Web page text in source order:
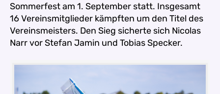
Sommerfest am 1. September statt. Insgesamt
16 Vereinsmitglieder kämpften um den Titel des
Vereinsmeisters. Den Sieg sicherte sich Nicolas
Narr vor Stefan Jamin und Tobias Specker.